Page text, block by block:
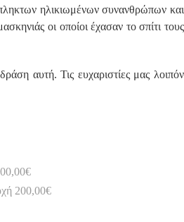
ηλικιωμένων συνανθρώπων και
οι οποίοι έχασαν το σπίτι τους
αυτή. Τις ευχαριστίες μας λοιπόν
200,00€